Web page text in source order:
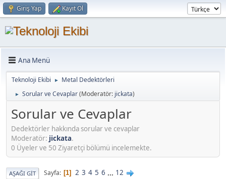
Giriş Yap Kayıt Ol
Ana Menü
Teknoloji Ekibi ► Metal Dedektörleri
► Sorular ve Cevaplar(Moderatör: jickata)
Sorular ve Cevaplar
Dedektörler hakkında sorular ve cevaplar
Moderatör: jickata.
0 Üyeler ve 50 Ziyaretçi bölümü incelemekte.
AŞAĞI GIT Sayfa 1 2 3 4 5 6 ... 12